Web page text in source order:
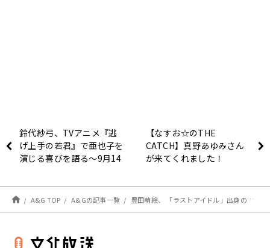
鈴代紗弓、TVアニメ『逃
げ上手の若君』で亜也子を
演じる喜びを語る～9月14
す！ 今行きまーす！」
【なすお☆のTHE
CATCH】真野あゆみさん
が来てくれました！
A&G TOP A&Gの記事一覧 豊田萌絵、 「ラストアイドル」出身の後輩 白石真菜の経歴に興味津々～9月4日「豊田萌絵 with もえころがし」